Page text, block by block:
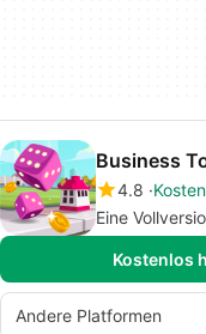
Business
4.8
Eine
Kostenlos
Andere Platformen